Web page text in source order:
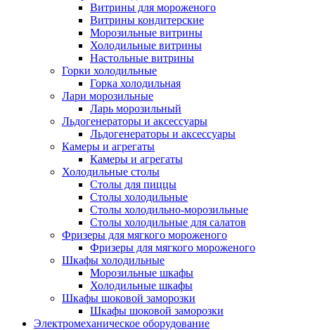
Витрины для мороженого
Витрины кондитерские
Морозильные витрины
Холодильные витрины
Настольные витрины
Горки холодильные
Горка холодильная
Лари морозильные
Ларь морозильный
Льдогенераторы и аксессуары
Льдогенераторы и аксессуары
Камеры и агрегаты
Камеры и агрегаты
Холодильные столы
Столы для пиццы
Столы холодильные
Столы холодильно-морозильные
Столы холодильные для салатов
Фризеры для мягкого мороженого
Фризеры для мягкого мороженого
Шкафы холодильные
Mорозильные шкафы
Холодильные шкафы
Шкафы шоковой заморозки
Шкафы шоковой заморозки
Электромеханическое оборудование